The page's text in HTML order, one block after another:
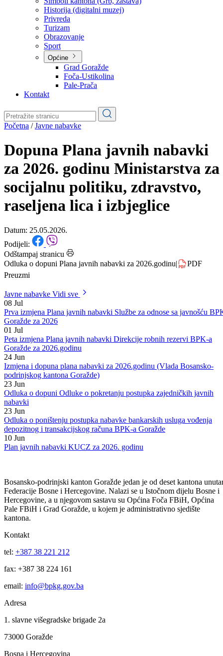
O kantonu
O kantonu
Simboli kantona (Grb, zastava)
Historija (digitalni muzej)
Privreda
Turizam
Obrazovanje
Općine
Pale-Prača
Kontakt
Početna/Javne nabavke
Dopuna Plana javnih nabavki
za 2026. godinu Ministarstva za
socijalnu politiku, zdravstvo,
raseljena lica i izbjeglice
Datum: 25.05.2026.
Podijeli:
Odluka o dopuni Plana javnih nabavki za 2026.godinu
Preuzmi
Javne nabavkeVidi sve
08 Jul
Prva izmjena Plana javnih nabavki Službe za odnose sa javnošću
Goražde za 2026
01 Jul
Peta izmjena Plana javnih nabavki Direkcije robnih rezervi BPK-a
Goražde za 2026.godinu
24 Jun
Izmjena i dopuna plana nabavki za 2026.godinu (Vlada Bosansko-
podrinjskog kantona Goražde)
23 Jun
Odluka o dopuni Odluke o pokretanju postupka zajedničkih javnih
nabavki
23 Jun
Odluka o poništenju postupka nabavke bankarskih usluga vođenja